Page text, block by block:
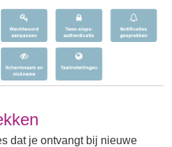
dat je ontvangt bij nieuwe